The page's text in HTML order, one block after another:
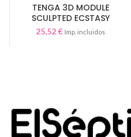
TENGA 3D MODULE
SCULPTED ECSTASY
25,52€ Imp. incluidos